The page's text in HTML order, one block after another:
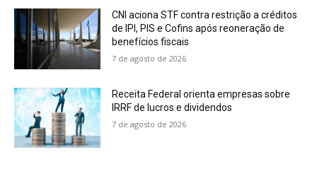
CNI aciona STF contra restrição a créditos
de IPI, PIS e Cofins após reoneração de
benefícios fiscais
7 de agosto de 2026
Receita Federal orienta empresas sobre
IRRF de lucros e dividendos
7 de agosto de 2026